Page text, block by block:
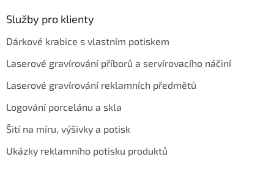
Služby pro klienty
Dárkové krabice s vlastním potiskem
Laserové gravírování příborů a servírovacího náčiní
Laserové gravírování reklamních předmětů
Logování porcelánu a skla
Šití na míru, výšivky a potisk
Ukázky reklamního potisku produktů